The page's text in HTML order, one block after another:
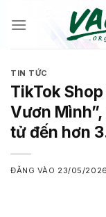
qua
TIN TỨC
TikTok
Vươn
tử đến hơn
ĐĂNG VÀO 23/05/2026